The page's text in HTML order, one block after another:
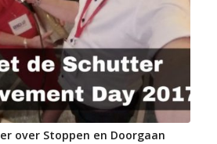
over Stoppen en Doorgaan